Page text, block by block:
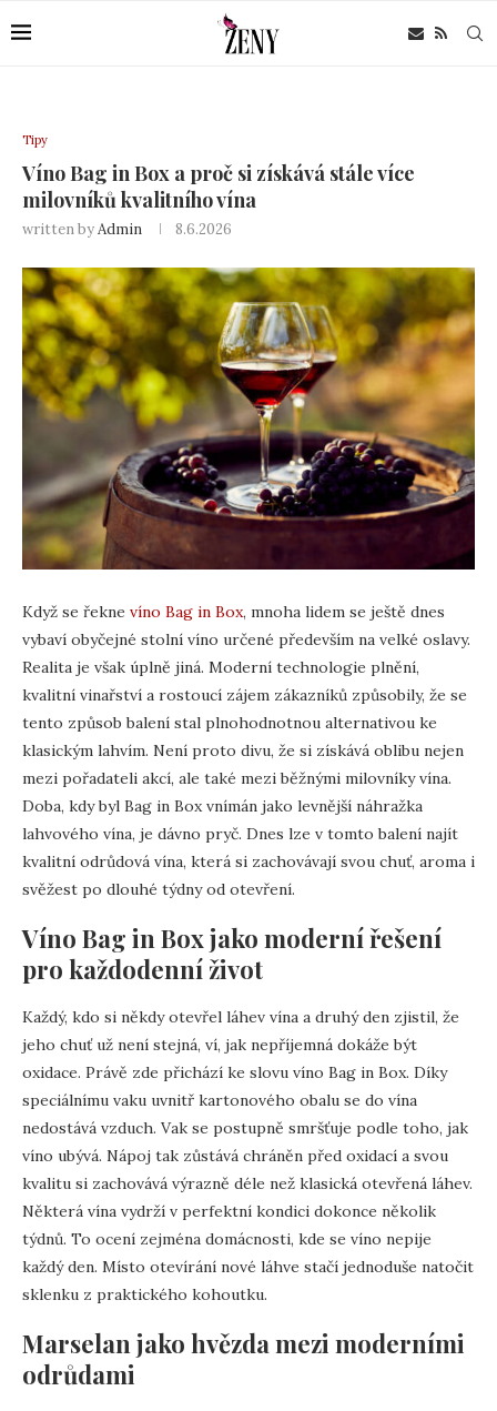
Tipy
Víno Bag in Box a proč si získává stále více
milovníků kvalitního vína
written byAdmin 8.6.2026
Když se řekne víno Bag in Box, mnoha lidem se ještě dnes
vybaví obyčejné stolní víno určené především na velké oslavy.
Realita je však úplně jiná. Moderní technologie plnění,
kvalitní vinařství a rostoucí zájem zákazníků způsobily, že se
tento způsob balení stal plnohodnotnou alternativou ke
klasickým lahvím. Není proto divu, že si získává oblibu nejen
mezi pořadateli akcí, ale také mezi běžnými milovníky vína.
Doba, kdy byl Bag in Box vnímán jako levnější náhražka
lahvového vína, je dávno pryč. Dnes lze v tomto balení najít
kvalitní odrůdová vína, která si zachovávají svou chuť, aroma i
svěžest po dlouhé týdny od otevření.
Víno Bag in Box jako moderní řešení
pro každodenní život
Každý, kdo si někdy otevřel láhev vína a druhý den zjistil, že
jeho chuť už není stejná, ví, jak nepříjemná dokáže být
oxidace. Právě zde přichází ke slovu víno Bag in Box. Díky
speciálnímu vaku uvnitř kartonového obalu se do vína
nedostává vzduch. Vak se postupně smršťuje podle toho, jak
víno ubývá. Nápoj tak zůstává chráněn před oxidací a svou
kvalitu si zachovává výrazně déle než klasická otevřená láhev.
Některá vína vydrží v perfektní kondici dokonce několik
týdnů. To ocení zejména domácnosti, kde se víno nepije
každý den. Místo otevírání nové láhve stačí jednoduše natočit
sklenku z praktického kohoutku.
Marselan jako hvězda mezi moderními
odrůdami